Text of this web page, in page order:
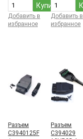
Купить
Добавить в
избранное
Добавить в
избранное
Разъем
C3940125F
Разъем
C394029